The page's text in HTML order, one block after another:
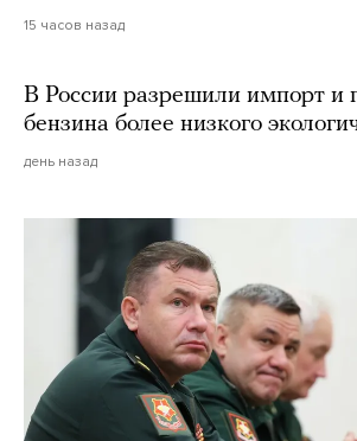
15 часов назад
В России разрешили импорт и
бензина более низкого
день назад